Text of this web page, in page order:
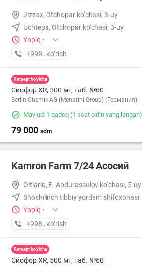
Jizzax, Otchopar ko‘chasi, 3-uy
Uchtepa, Otchopar ko‘chasi, 3-uy
Yopiq ·
+998 (99) XXX-XX-XX
кo’rish
Retsept bo'yicha
Сиофор XR, 500 мг, таб. №60
Berlin-Chemie AG (Menarini Group) (Германия)
Mavjud: 1 qadoq (1 soat oldin yangilangan)
79 000 so'm
Kamron Farm 7/24 Асосий
Oltiariq, E. Abdurassulov ko‘chasi, 5-uy
Shoshilinch tibbiy yordam shifoxonasi
Yopiq ·
+998 (91) XXX-XX-XX
кo’rish
Retsept bo'yicha
Сиофор XR, 500 мг, таб. №60